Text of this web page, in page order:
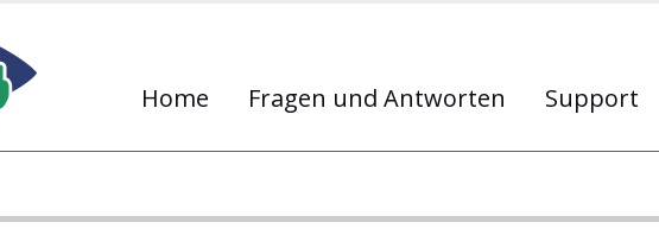
Home Fragen und Antworten Support